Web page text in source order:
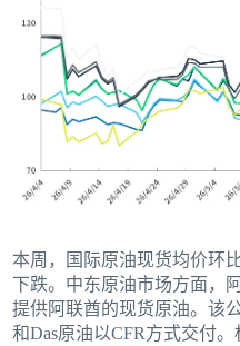
本周，国际原油现货均价环
下跌。中东原油市场方面，
提供阿联酋的现货原油。该
和Das原油以CFR方式交付